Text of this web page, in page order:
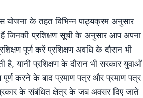
योजना के तहत विभिन्न पाठ्यक्रम अनुसार
हैं जिनकी प्रशिक्षण सूची के अनुसार आप अपना
पूर्ण करें प्रशिक्षण अवधि के दौरान भी
है, यानी प्रशिक्षण के दौरान भी सरकार युवाओं
करने के बाद प्रमाण पत्र और प्रमाण पत्र
के संबंधित क्षेत्र के जब अवसर दिए जाते